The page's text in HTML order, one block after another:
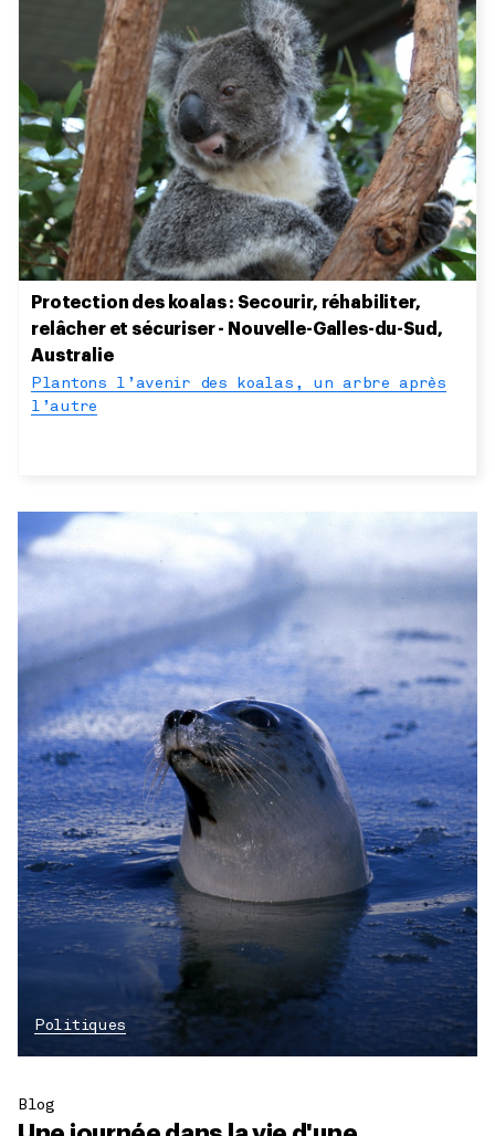
Protection des koalas : Secourir, réhabiliter,
relâcher et sécuriser - Nouvelle-Galles-du-Sud,
Australie
Plantons l’avenir des koalas, un arbre après
l’autre
Politiques
Blog